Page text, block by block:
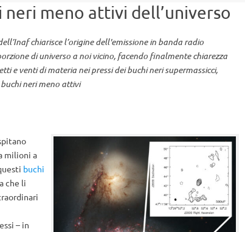
neri meno attivi dell’universo
chiarisce l’origine dell'emissione in banda radio
di universo a noi vicino, facendo finalmente chiarezza
e venti di materia nei pressi dei buchi neri supermassicci,
neri meno attivi
milioni a
buchi
che li
– in